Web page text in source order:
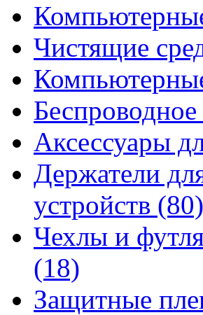
Чистящие
Аксессуары
Держатели
устройств (80)
Чехлы и
(18)
Защитные